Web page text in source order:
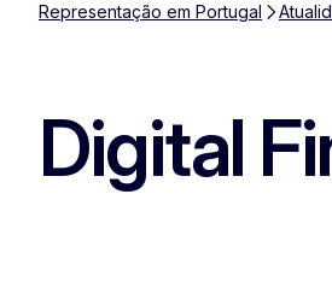
Representação em Portugal
Digital